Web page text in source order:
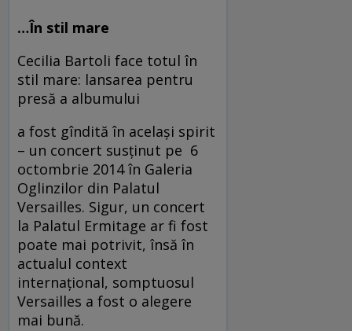
…În stil mare
Cecilia Bartoli face totul în
stil mare: lansarea pentru
presă a albumului
a fost gîndită în acelaşi spirit
– un concert susţinut pe 6
octombrie 2014 în Galeria
Oglinzilor din Palatul
Versailles. Sigur, un concert
la Palatul Ermitage ar fi fost
poate mai potrivit, însă în
actualul context
internaţional, somptuosul
Versailles a fost o alegere
mai bună.